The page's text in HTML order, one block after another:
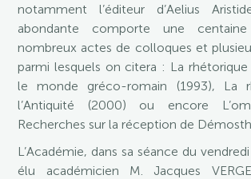
notamment l’éditeur d’Aelius
abondante comporte une centaine
nombreux actes de colloques et
parmi lesquels on citera : La rhétorique
le monde gréco-romain (1993), La
l’Antiquité (2000) ou encore
Recherches sur la réception de
L’Académie, dans sa séance du
élu académicien M. Jacques